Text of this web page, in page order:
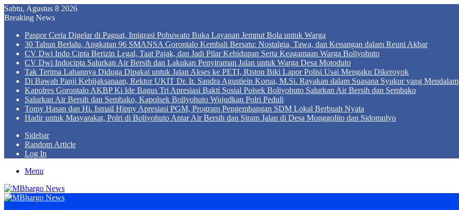
Sabtu, Agustus 8 2026
Breaking News
Paspor Ceria Digelar di Paguat, Imigrasi Pohuwato Buka Layanan Jemput Bola untuk Warga
30 Tahun Berlalu, Angkatan 96 SMANSA Gorontalo Kembali Bersatu: Nostalgia, Tawa, dan Kenangan dalam Reuni Akbar
CV Dwi Indo Cipta Berizin Legal, Taat Pajak, dan Jadi Pilar Kehidupan Serta Keagamaan Warga Boliyohuto
CV Dwi Indocipta Salurkan Air Bersih dan Lakukan Penyiraman Jalan untuk Warga Desa Motoduto
Tak Terima Lahannya Diduga Dipakai untuk Jalan Akses ke PETI, Riston Biki Lapor Polisi Usai Mengaku Dikeroyok
Di Bawah Panji Kebijaksanaan, Rektor UKIT Dr. Ir. Sandra Agustiein Korua, M.Si. Rayakan dalam Suasana Syukur yang Mendalam
Kapolres Gorontalo AKBP Ki Ide Bagus Tri Apresiasi Bakti Sosial Polsek Boliyohuto Salurkan Air Bersih dan Sembako
Salurkan Air Bersih dan Sembako, Kapolsek Boliyohuto Wujudkan Polri Peduli
Tomy Hasan dan Hi. Ismail Hippy Apresiasi PGM, Program Pengembangan SDM Lokal Berbuah Nyata
Hadir untuk Masyarakat, Polri di Boliyohuto Antar Air Bersih dan Siram Jalan di Desa Monggolito dan Sidomulyo
Sidebar
Random Article
Log In
Menu